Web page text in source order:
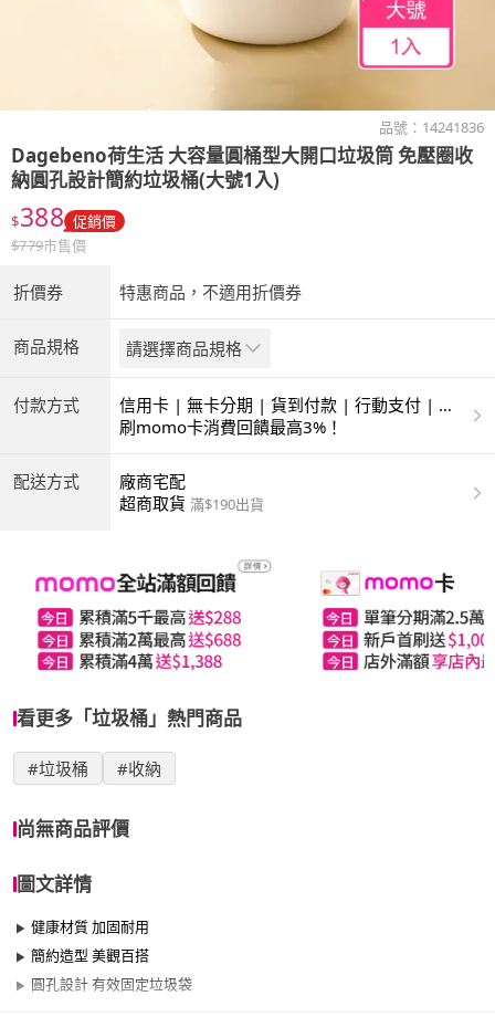
品號： 14241836
Dagebeno荷生活 大容量圓桶型大開口垃圾筒 免壓圈收
納圓孔設計簡約垃圾桶(大號1入)
$388 促銷價
$779市售價
折價券 特惠商品，不適用折價券
商品規格 請選擇商品規格
付款方式
信用卡 | 無卡分期 | 貨到付款 | 行動支付 | 超
商付款 | ATM | 銀聯卡
刷momo卡消費回饋最高3%！
配送方式
廠商宅配
超商取貨 滿$190出貨
看更多「垃圾桶」熱門商品
#垃圾桶 #收納
尚無商品評價
圖文詳情
健康材質 加固耐用
簡約造型 美觀百搭
圓孔設計 有效固定垃圾袋